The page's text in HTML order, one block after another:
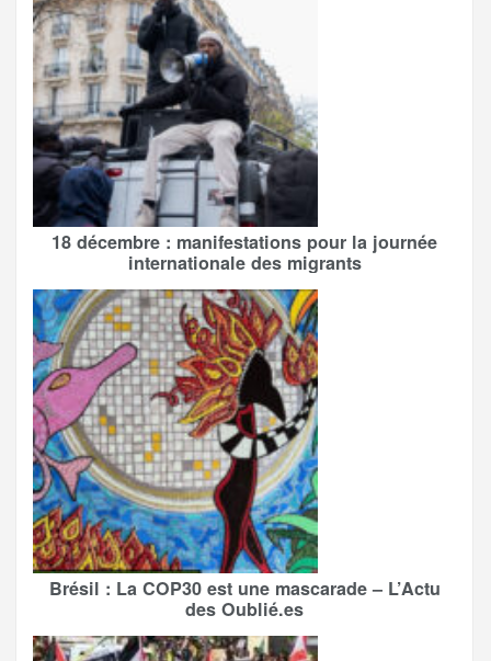
18 décembre : manifestations pour la journée
internationale des migrants
Brésil : La COP30 est une mascarade – L’Actu
des Oublié.es